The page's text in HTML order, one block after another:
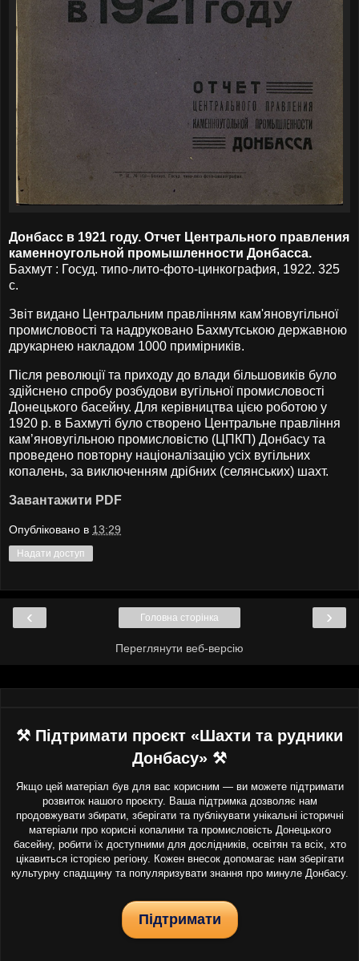
Донбасс в 1921 году. Отчет Центрального правления
каменноугольной промышленности Донбасса.
Бахмут : Госуд. типо-лито-фото-цинкография, 1922. 325
с.
Звіт видано Центральним правлінням кам'яновугільної
промисловості та надруковано Бахмутською державною
друкарнею накладом 1000 примірників.
Після революції та приходу до влади більшовиків було
здійснено спробу розбудови вугільної промисловості
Донецького басейну. Для керівництва цією роботою у
1920 р. в Бахмуті було створено Центральне правління
кам’яновугільною промисловістю (ЦПКП) Донбасу та
проведено повторну націоналізацію усіх вугільних
копалень, за виключенням дрібних (селянських) шахт.
Завантажити PDF
Опубліковано в 13:29
Надати доступ
‹ ›
Головна сторінка
Переглянути веб-версію
⚒ Підтримати проєкт «Шахти та рудники
Донбасу» ⚒
Якщо цей матеріал був для вас корисним — ви можете підтримати
розвиток нашого проєкту. Ваша підтримка дозволяє нам
продовжувати збирати, зберігати та публікувати унікальні історичні
матеріали про корисні копалини та промисловість Донецького
басейну, робити їх доступними для дослідників, освітян та всіх, хто
цікавиться історією регіону. Кожен внесок допомагає нам зберігати
культурну спадщину та популяризувати знання про минуле Донбасу.
Підтримати